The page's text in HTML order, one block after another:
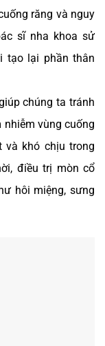
răng và nguy
sĩ nha khoa sử
tạo lại phần thân
chúng ta tránh
vùng cuống
và khó chịu trong
điều trị mòn cổ
hôi miệng, sưng